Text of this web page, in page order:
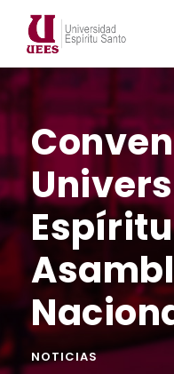
NOTICIAS